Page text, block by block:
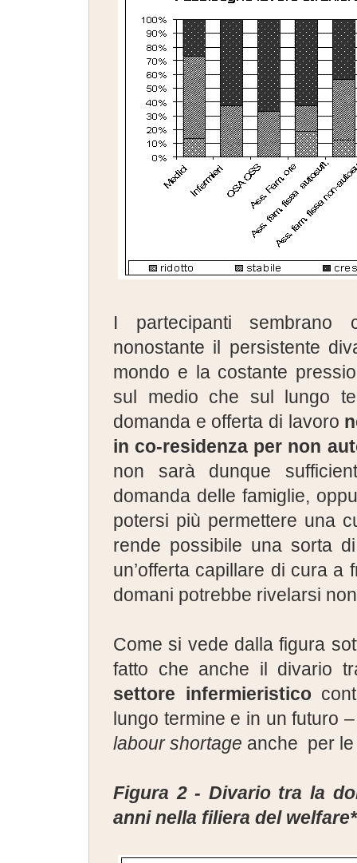
I partecipanti sembrano
nonostante il persistente
mondo e la costante
sul medio che sul lungo
domanda e offerta di lavoro
in co-residenza per non
non sarà dunque
domanda delle famiglie,
potersi più permettere una
rende possibile una sorta
un’offerta capillare di cura
domani potrebbe rivelarsi
Come si vede dalla figura
fatto che anche il divario
settore infermieristico
lungo termine e in un futuro
labour shortage anche per
Figura 2 - Divario tra la
anni nella filiera del welfare*